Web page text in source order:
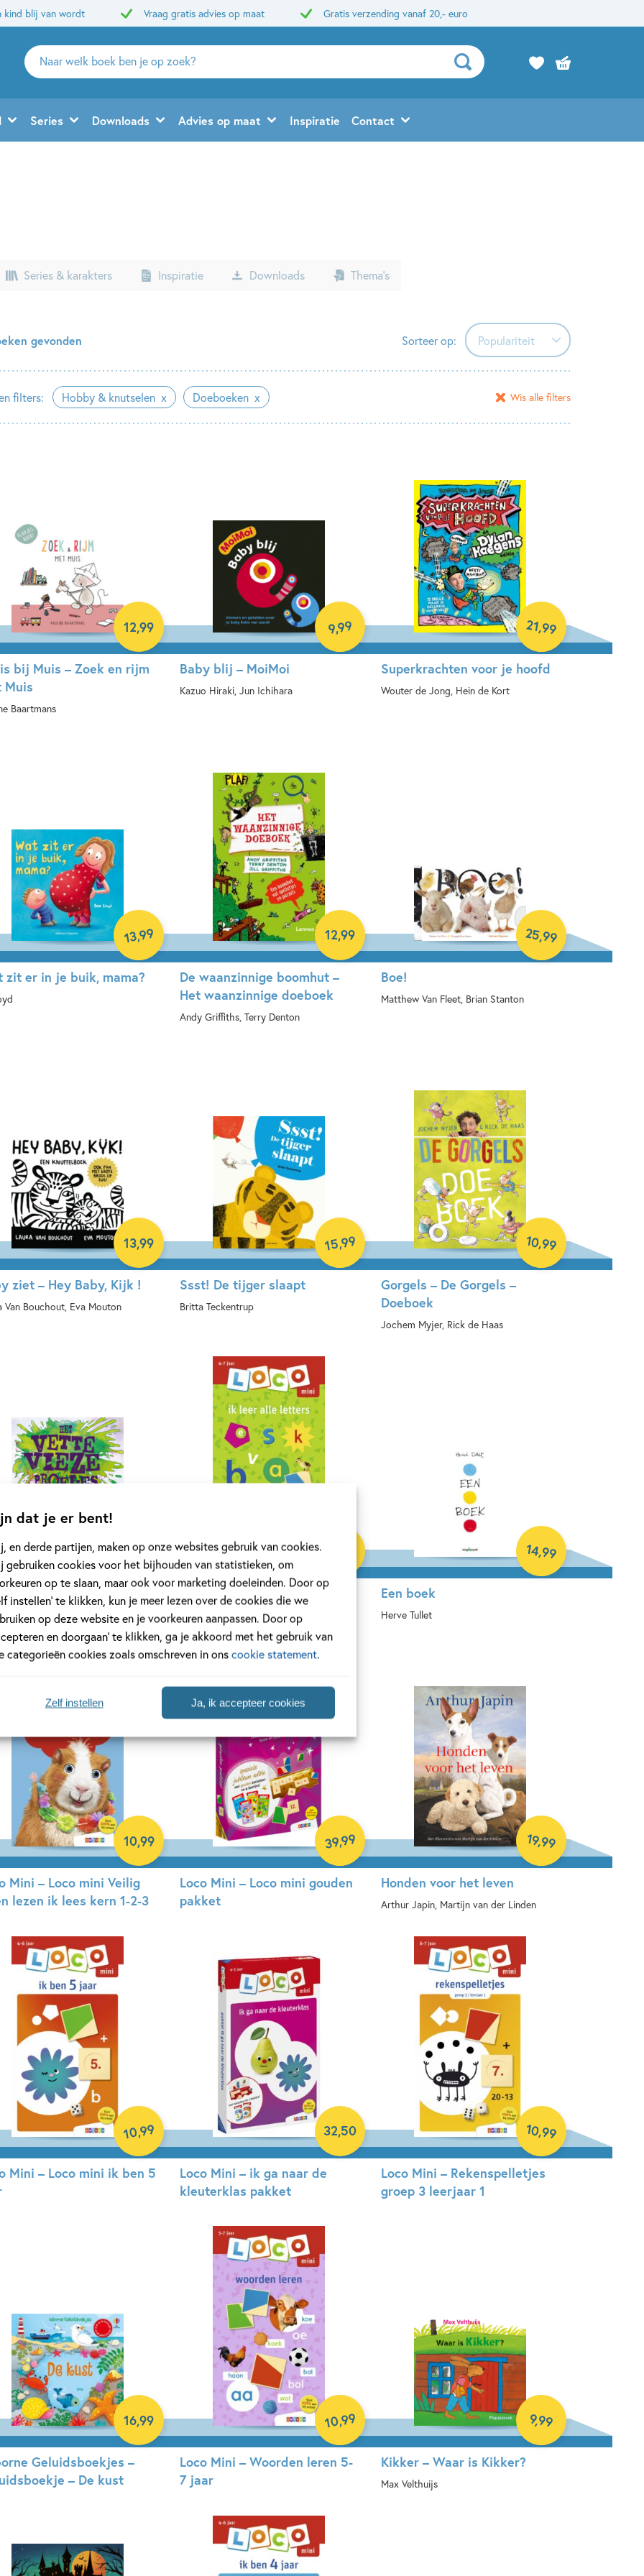
dat je er bent!
en derde partijen, maken op onze websites gebruik van cookies.
gebruiken cookies voor het bijhouden van statistieken, om
op te slaan, maar ook voor marketing doeleinden. Door op
instellen’ te klikken, kun je meer lezen over de cookies die we
op deze website en je voorkeuren aanpassen. Door op
en doorgaan’ te klikken, ga je akkoord met het gebruik van
categorieën cookies zoals omschreven in onscookie statement.
Ja, ik accepteer cookies
Zelf instellen
kind blij van wordt Vraag gratis advies op maat Gratis verzending vanaf 20,- euro
Zoeken
naar
en
uitgevers
Series Downloads Advies op maat Inspiratie Contact
Series & karakters Inspiratie Downloads Thema’s
gevonden Sorteer op: Populariteit
Populariteit
Verschijningsdatum
Alfabetisch (A-Z)
Prijs (oplopend)
Prijs (aflopend)
filters: Hobby & knutselen Doeboeken Wis alle filters
bij Muis – Zoek en rijm
Muis
Baartmans
12,99
Baby blij – MoiMoi
Kazuo Hiraki, Jun Ichihara
9,99
Superkrachten voor je hoofd
Wouter de Jong, Hein de Kort
21,99
zit er in je buik, mama?
13,99
De waanzinnige boomhut –
Het waanzinnige doeboek
Andy Griffiths, Terry Denton
12,99
Boe!
Matthew Van Fleet, Brian Stanton
25,99
ziet – Hey Baby, Kijk !
Van Bouchout, Eva Mouton
13,99
Ssst! De tijger slaapt
Britta Teckentrup
15,99
Gorgels – De Gorgels –
Doeboek
Jochem Myjer, Rick de Haas
10,99
vette vieze proefjesboek
Hirschmann, Santy Gutiérrez
15,99
Loco Mini – Ik leer alle letters
Paperback
Een boek
Herve Tullet
14,99
Mini – Loco mini Veilig
lezen ik lees kern 1-2-3
10,99
Loco Mini – Loco mini gouden
pakket
39,99
Honden voor het leven
Arthur Japin, Martijn van der Linden
19,99
Hardcover
Mini – Loco mini ik ben 5
10,99
Loco Mini – ik ga naar de
kleuterklas pakket
32,50
Paperback
Loco Mini – Rekenspelletjes
groep 3 leerjaar 1
10,99
Geluidsboekjes –
– De kust
16,99
Loco Mini – Woorden leren 5-
7 jaar
10,99
Paperback
Kikker – Waar is Kikker?
Max Velthuijs
9,99